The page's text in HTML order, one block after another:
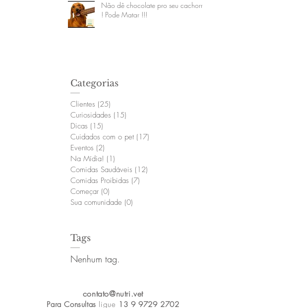
Não dê chocolate pro seu cachorro
! Pode Matar !!!
Categorias
Clientes (25)
Curiosidades (15)
Dicas (15)
Cuidados com o pet (17)
Eventos (2)
Na Mídia! (1)
Comidas Saudáveis (12)
Comidas Proibidas (7)
Começar (0)
Sua comunidade (0)
Tags
Nenhum tag.
contato@nutri.vet
Para Consultas ligue 13 9 9729 2702